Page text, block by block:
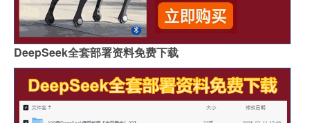
DeepSeek全套部署资料免费下载